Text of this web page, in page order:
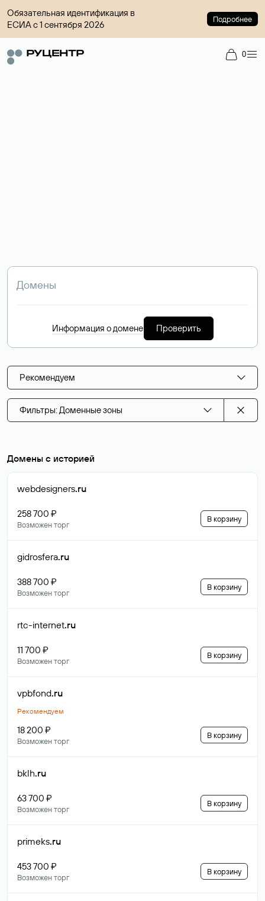
Обязательная идентификация в
ЕСИА с 1 сентября 2026
Подробнее
0
Информация о домене Проверить
Рекомендуем
Фильтры: Доменные зоны
Домены с историей
webdesigners.ru
258 700 ₽
Возможен торг
В корзину
gidrosfera.ru
388 700 ₽
Возможен торг
В корзину
rtc-internet.ru
11 700 ₽
Возможен торг
В корзину
vpbfond.ru
Рекомендуем
18 200 ₽
Возможен торг
В корзину
bklh.ru
63 700 ₽
Возможен торг
В корзину
primeks.ru
453 700 ₽
Возможен торг
В корзину